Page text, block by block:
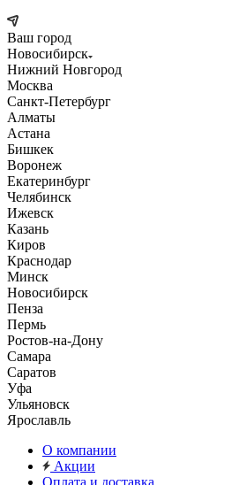
Ваш город
Новосибирск
Нижний Новгород
Москва
Санкт-Петербург
Алматы
Астана
Бишкек
Воронеж
Екатеринбург
Челябинск
Ижевск
Казань
Киров
Краснодар
Минск
Новосибирск
Пенза
Пермь
Ростов-на-Дону
Самара
Саратов
Уфа
Ульяновск
Ярославль
О компании
Акции
Оплата и доставка